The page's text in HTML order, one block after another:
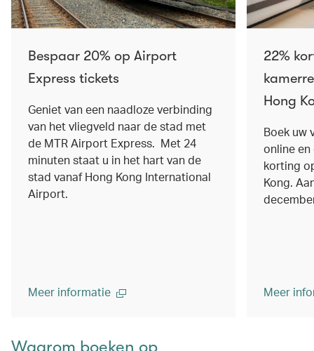
Bespaar 20% op Airport
Express tickets
Geniet van een naadloze verbinding
van het vliegveld naar de stad met
de MTR Airport Express. Met 24
minuten staat u in het hart van de
stad vanaf Hong Kong International
Airport.
Meer informatie
22%
Hong
Boek uw
online en
korting
Kong.
Meer
Waarom boeken op